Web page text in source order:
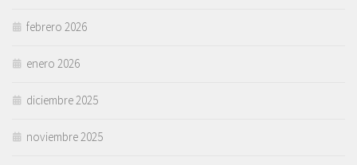
febrero 2026
enero 2026
diciembre 2025
noviembre 2025